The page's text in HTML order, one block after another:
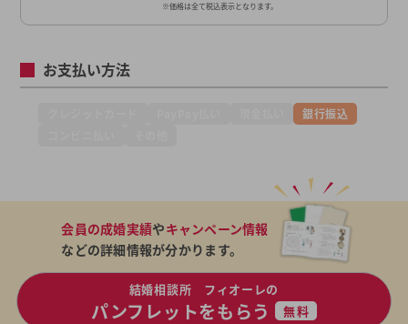
※価格は全て税込表示となります。
お支払い方法
銀行振込
会員の成婚実績やキャンペーン情報
などの詳細情報が分かります。
結婚相談所 フィオーレの
パンフレットをもらう 無料